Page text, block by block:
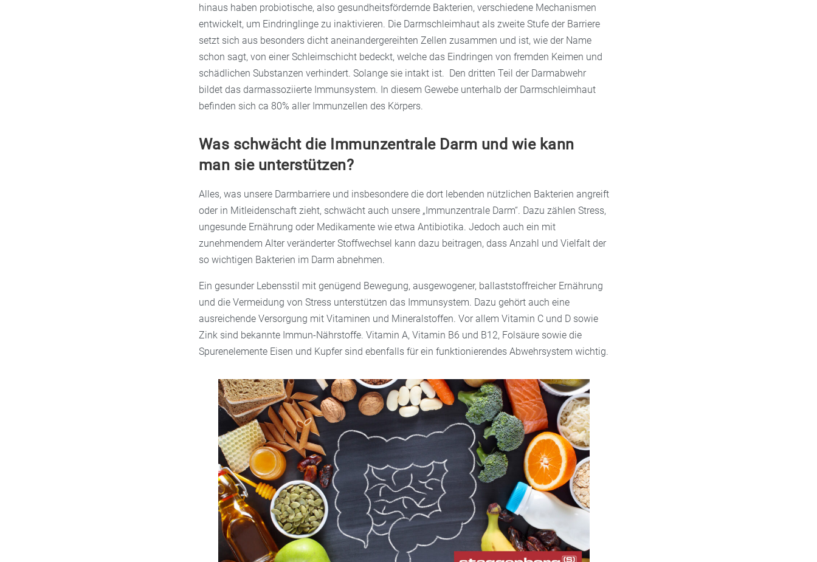
hinaus haben probiotische, also gesundheitsfördernde Bakterien, verschiedene Mechanismen
entwickelt, um Eindringlinge zu inaktivieren. Die Darmschleimhaut als zweite Stufe der Barriere
setzt sich aus besonders dicht aneinandergereihten Zellen zusammen und ist, wie der Name
schon sagt, von einer Schleimschicht bedeckt, welche das Eindringen von fremden Keimen und
schädlichen Substanzen verhindert. Solange sie intakt ist. Den dritten Teil der Darmabwehr
bildet das darmassoziierte Immunsystem. In diesem Gewebe unterhalb der Darmschleimhaut
befinden sich ca 80% aller Immunzellen des Körpers.
Was schwächt die Immunzentrale Darm und wie kann
man sie unterstützen?
Alles, was unsere Darmbarriere und insbesondere die dort lebenden nützlichen Bakterien angreift
oder in Mitleidenschaft zieht, schwächt auch unsere „Immunzentrale Darm“. Dazu zählen Stress,
ungesunde Ernährung oder Medikamente wie etwa Antibiotika. Jedoch auch ein mit
zunehmendem Alter veränderter Stoffwechsel kann dazu beitragen, dass Anzahl und Vielfalt der
so wichtigen Bakterien im Darm abnehmen.
Ein gesunder Lebensstil mit genügend Bewegung, ausgewogener, ballaststoffreicher Ernährung
und die Vermeidung von Stress unterstützen das Immunsystem. Dazu gehört auch eine
ausreichende Versorgung mit Vitaminen und Mineralstoffen. Vor allem Vitamin C und D sowie
Zink sind bekannte Immun-Nährstoffe. Vitamin A, Vitamin B6 und B12, Folsäure sowie die
Spurenelemente Eisen und Kupfer sind ebenfalls für ein funktionierendes Abwehrsystem wichtig.